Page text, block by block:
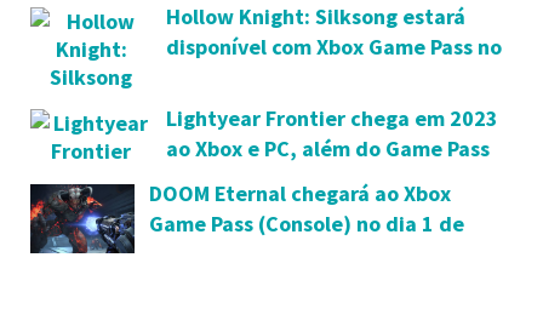
Hollow Knight: Silksong estará
disponível com Xbox Game Pass no
Lightyear Frontier chega em 2023
ao Xbox e PC, além do Game Pass
DOOM Eternal chegará ao Xbox
Game Pass (Console) no dia 1 de